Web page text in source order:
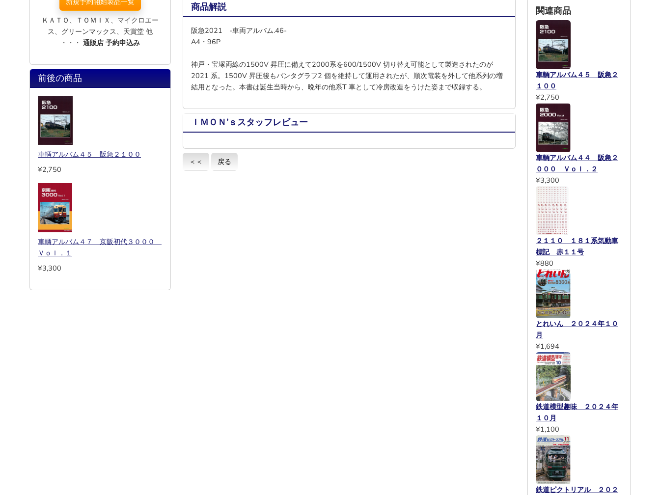
商品解説
阪急2021 -車両アルバム.46-
A4・96P
神戸・宝塚両線の1500V 昇圧に備えて2000系を600/1500V 切り替え可能として製造されたのが
2021 系。1500V 昇圧後もパンタグラフ2 個を維持して運用されたが、順次電装を外して他系列の増
結用となった。本書は誕生当時から、晩年の他系T 車として冷房改造をうけた姿まで収録する。
ＩＭＯＮ’ｓスタッフレビュー
＜＜ 戻る
関連商品
車輌アルバム４５ 阪急２
１００
¥2,750
車輌アルバム４４ 阪急２
０００ Ｖｏｌ．２
¥3,300
２１１０ １８１系気動車
標記 赤１１号
¥880
とれいん ２０２４年１０
月
¥1,694
鉄道模型趣味 ２０２４年
１０月
¥1,100
鉄道ピクトリアル ２０２
ＫＡＴＯ、ＴＯＭＩＸ、マイクロエー
ス、グリーンマックス、天賞堂 他
・・・ 通販店 予約申込み
前後の商品
車輌アルバム４５ 阪急２１００
¥2,750
車輌アルバム４７ 京阪初代３０００
Ｖｏｌ．１
¥3,300